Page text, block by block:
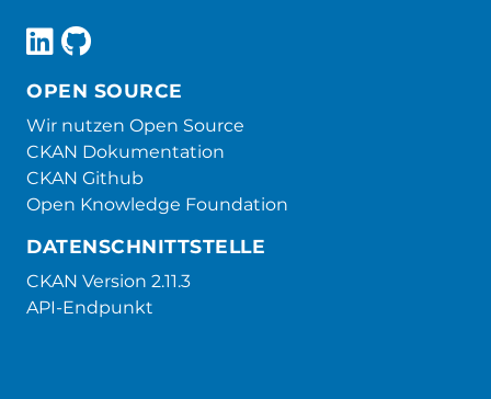
OPEN SOURCE
Wir nutzen Open Source
CKAN Dokumentation
CKAN Github
Open Knowledge Foundation
DATENSCHNITTSTELLE
CKAN Version 2.11.3
API-Endpunkt